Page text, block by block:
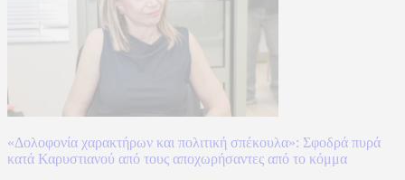
«Δολοφονία χαρακτήρων και πολιτική σπέκουλα»: Σφοδρά πυρά
κατά Καρυστιανού από τους αποχωρήσαντες από το κόμμα